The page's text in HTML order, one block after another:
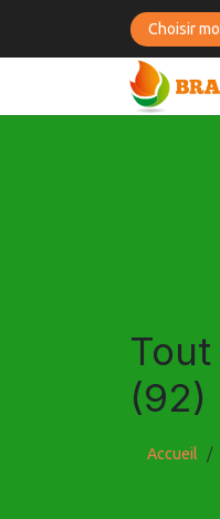
Se rendre au contenu
Choisir
(92)
Accueil